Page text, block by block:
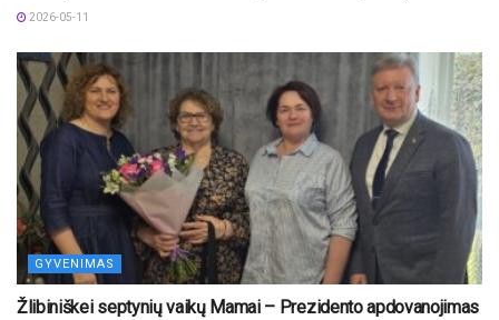
2026-05-11
GYVENIMAS
Žlibiniškei septynių vaikų Mamai – Prezidento apdovanojimas